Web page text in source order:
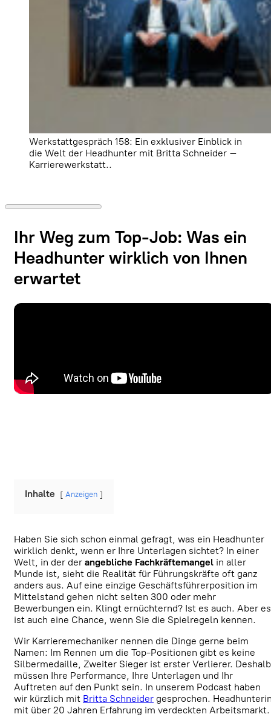
Werkstattgespräch 158: Ein exklusiver Einblick in
die Welt der Headhunter mit Britta Schneider –
Karrierewerkstatt..
Ihr Weg zum Top-Job: Was ein
Headhunter wirklich von Ihnen
erwartet
Inhalte Anzeigen
Haben Sie sich schon einmal gefragt, was ein Headhunter
wirklich denkt, wenn er Ihre Unterlagen sichtet? In einer
Welt, in der der angebliche Fachkräftemangel in aller
Munde ist, sieht die Realität für Führungskräfte oft ganz
anders aus. Auf eine einzige Geschäftsführerposition im
Mittelstand gehen nicht selten 300 oder mehr
Bewerbungen ein. Klingt ernüchternd? Ist es auch. Aber es
ist auch eine Chance, wenn Sie die Spielregeln kennen.
Wir Karrieremechaniker nennen die Dinge gerne beim
Namen: Im Rennen um die Top-Positionen gibt es keine
Silbermedaille, Zweiter Sieger ist erster Verlierer. Deshalb
müssen Ihre Performance, Ihre Unterlagen und Ihr
Auftreten auf den Punkt sein. In unserem Podcast haben
wir kürzlich mit Britta Schneider gesprochen.
mit über 20 Jahren Erfahrung im verdeckten Arbeitsmarkt.